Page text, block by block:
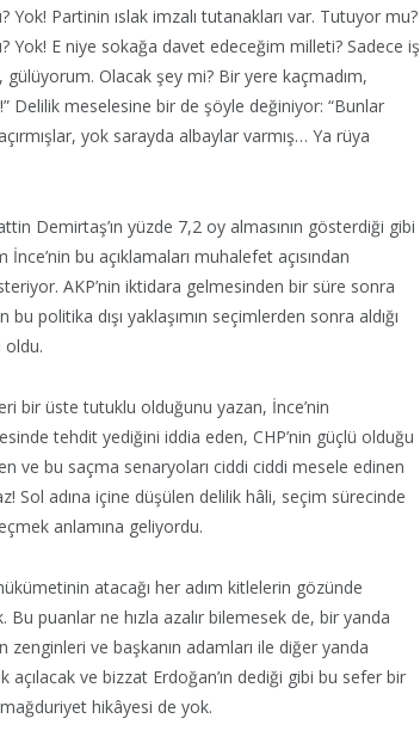
Yok! Partinin ıslak imzalı tutanakları var. Tutuyor mu?
Yok! E niye sokağa davet edeceğim milleti? Sadece iş
Olacak şey mi? Bir yere kaçmadım,
Delilik meselesine bir de şöyle değiniyor: “Bunlar
yok sarayda albaylar varmış… Ya rüya
Demirtaş’ın yüzde 7,2 oy almasının gösterdiği gibi
bu açıklamaları muhalefet açısından
AKP’nin iktidara gelmesinden bir süre sonra
politika dışı yaklaşımın seçimlerden sonra aldığı
oldu.
bir üste tutuklu olduğunu yazan, İnce’nin
tehdit yediğini iddia eden, CHP’nin güçlü olduğu
ve bu saçma senaryoları ciddi ciddi mesele edinen
Sol adına içine düşülen delilik hâli, seçim sürecinde
anlamına geliyordu.
atacağı her adım kitlelerin gözünde
puanlar ne hızla azalır bilemesek de, bir yanda
ve başkanın adamları ile diğer yanda
ve bizzat Erdoğan’ın dediği gibi bu sefer bir
mağduriyet hikâyesi de yok.